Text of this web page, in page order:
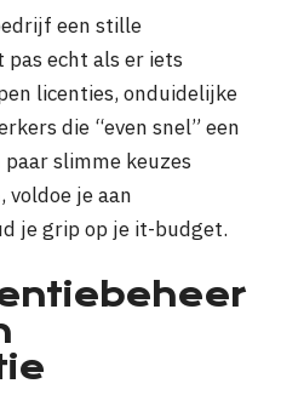
een stille
echt als er iets
licenties, onduidelijke
die “even snel” een
slimme keuzes
voldoe je aan
je grip op je it-budget.